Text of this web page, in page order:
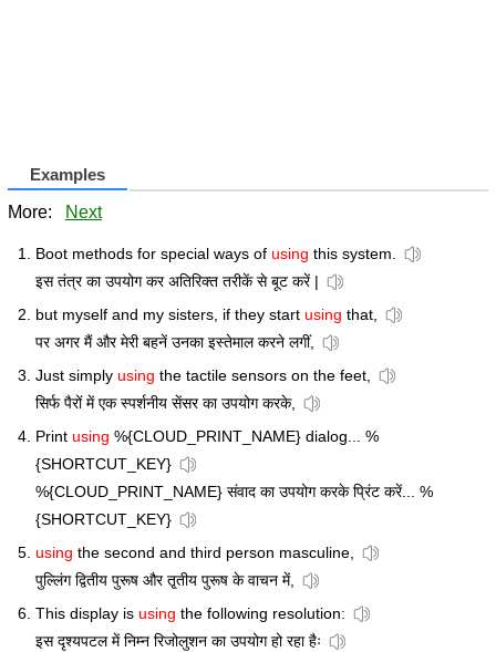
Examples
More: Next
Boot methods for special ways of using this system.
इस तंत्र का उपयोग कर अतिरिक्त तरीकें से बूट करें |
but myself and my sisters, if they start using that,
पर अगर मैं और मेरी बहनें उनका इस्तेमाल करने लगीं,
Just simply using the tactile sensors on the feet,
सिर्फ पैरों में एक स्पर्शनीय सेंसर का उपयोग करके,
Print using %{CLOUD_PRINT_NAME} dialog... %
{SHORTCUT_KEY}
%{CLOUD_PRINT_NAME} संवाद का उपयोग करके प्रिंट करें... %
{SHORTCUT_KEY}
using the second and third person masculine,
पुल्लिंग द्वितीय पुरूष और तृ्तीय पुरूष के वाचन में,
This display is using the following resolution:
इस दृश्यपटल में निम्न रिजोलुशन का उपयोग हो रहा हैः